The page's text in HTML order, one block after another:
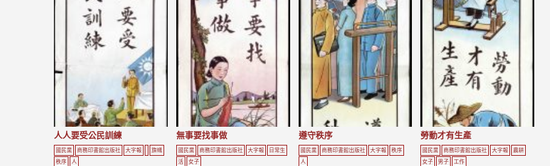
人人要受公民訓練
國民黨 商務印書館出版社 大字報
旗幟
秩序
人
無事要找事做
國民黨 商務印書館出版社 大字報
日常生
活
女子
遵守秩序
國民黨 商務印書館出版社 大字報
秩序
人
勞動才有生產
國民黨 商務印書館出版社 大字報
農耕
女子
男子 工作